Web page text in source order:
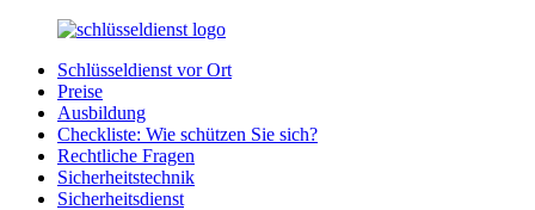
Zurück
Inhalt
SchluesseldienstDirekt.de
Ihre
Notlage
wird
gelöst!
Schlüsseldienst vor Ort
Preise
Ausbildung
Checkliste: Wie schützen Sie sich?
Rechtliche Fragen
Sicherheitstechnik
Sicherheitsdienst